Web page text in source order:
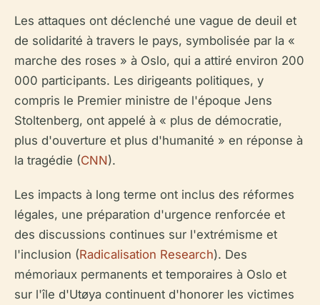
Les attaques ont déclenché une vague de deuil et
de solidarité à travers le pays, symbolisée par la «
marche des roses » à Oslo, qui a attiré environ 200
000 participants. Les dirigeants politiques, y
compris le Premier ministre de l'époque Jens
Stoltenberg, ont appelé à « plus de démocratie,
plus d'ouverture et plus d'humanité » en réponse à
la tragédie (CNN).
Les impacts à long terme ont inclus des réformes
légales, une préparation d'urgence renforcée et
des discussions continues sur l'extrémisme et
l'inclusion (Radicalisation Research). Des
mémoriaux permanents et temporaires à Oslo et
sur l'île d'Utøya continuent d'honorer les victimes